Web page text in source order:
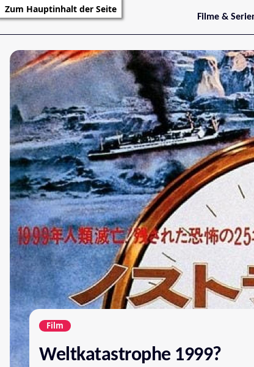
Zum Hauptinhalt der Seite
Filme &
Trailer
Filmarchiv
Serienarchiv
Film
Weltkatastrophe 1999?